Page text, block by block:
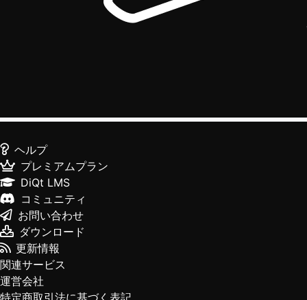
ヘルプ
プレミアムプラン
DiQt LMS
コミュニティ
お問い合わせ
ダウンロード
更新情報
関連サービス
運営会社
特定商取引法に基づく表記